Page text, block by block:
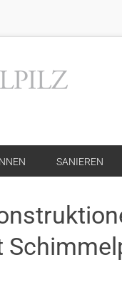
SANIEREN